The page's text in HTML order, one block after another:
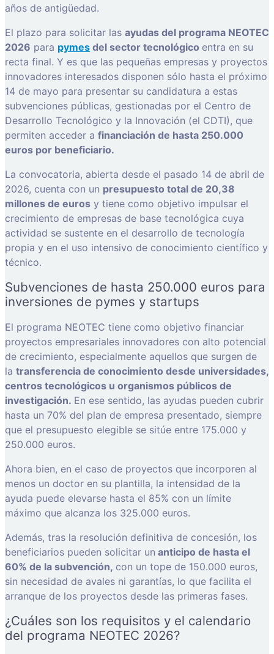
años de antigüedad.
El plazo para solicitar las ayudas del programa NEOTEC
2026 para pymes del sector tecnológico entra en su
recta final. Y es que las pequeñas empresas y proyectos
innovadores interesados disponen sólo hasta el próximo
14 de mayo para presentar su candidatura a estas
subvenciones públicas, gestionadas por el Centro de
Desarrollo Tecnológico y la Innovación (el CDTI), que
permiten acceder a financiación de hasta 250.000
euros por beneficiario.
La convocatoria, abierta desde el pasado 14 de abril de
2026, cuenta con un presupuesto total de 20,38
millones de euros y tiene como objetivo impulsar el
crecimiento de empresas de base tecnológica cuya
actividad se sustente en el desarrollo de tecnología
propia y en el uso intensivo de conocimiento científico y
técnico.
Subvenciones de hasta 250.000 euros para
inversiones de pymes y startups
El programa NEOTEC tiene como objetivo financiar
proyectos empresariales innovadores con alto potencial
de crecimiento, especialmente aquellos que surgen de
la transferencia de conocimiento desde universidades,
centros tecnológicos u organismos públicos de
investigación. En ese sentido, las ayudas pueden cubrir
hasta un 70% del plan de empresa presentado, siempre
que el presupuesto elegible se sitúe entre 175.000 y
250.000 euros.
Ahora bien, en el caso de proyectos que incorporen al
menos un doctor en su plantilla, la intensidad de la
ayuda puede elevarse hasta el 85% con un límite
máximo que alcanza los 325.000 euros.
Además, tras la resolución definitiva de concesión, los
beneficiarios pueden solicitar un anticipo de hasta el
60% de la subvención, con un tope de 150.000 euros,
sin necesidad de avales ni garantías, lo que facilita el
arranque de los proyectos desde las primeras fases.
¿Cuáles son los requisitos y el calendario
del programa NEOTEC 2026?